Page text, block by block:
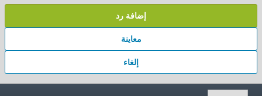
إضافة رد
معاينة
إلغاء